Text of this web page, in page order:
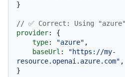
}
// ✅ Correct: Using
provider: {
type: "azure" ,
baseUrl :
"https://my-
resource.openai.azure.com" ,